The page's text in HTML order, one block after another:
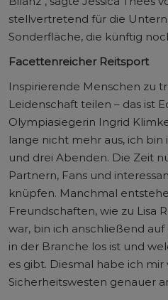
stellvertretend für die
Sonderfläche, die künftig
Facettenreicher Reitsport
Inspirierende Menschen zu
Leidenschaft teilen – das ist
Olympiasiegerin Ingrid
lange nicht mehr aus, ich bin
und drei Abenden. Die Zeit
Partnern, Fans und
knüpfen. Manchmal
Freundschaften, wie zu Lisa
war, bin ich anschließend
in der Branche los ist und
es gibt. Diesmal habe ich
Sicherheitswesten genauer